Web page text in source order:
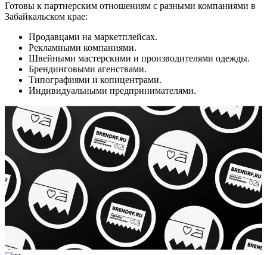
Готовы к партнерским отношениям с разными компаниями в
Забайкальском крае:
Продавцами на маркетплейсах.
Рекламными компаниями.
Швейными мастерскими и производителями одежды.
Брендинговыми агенствами.
Типографиями и копицентрами.
Индивидуальными предпринимателями.